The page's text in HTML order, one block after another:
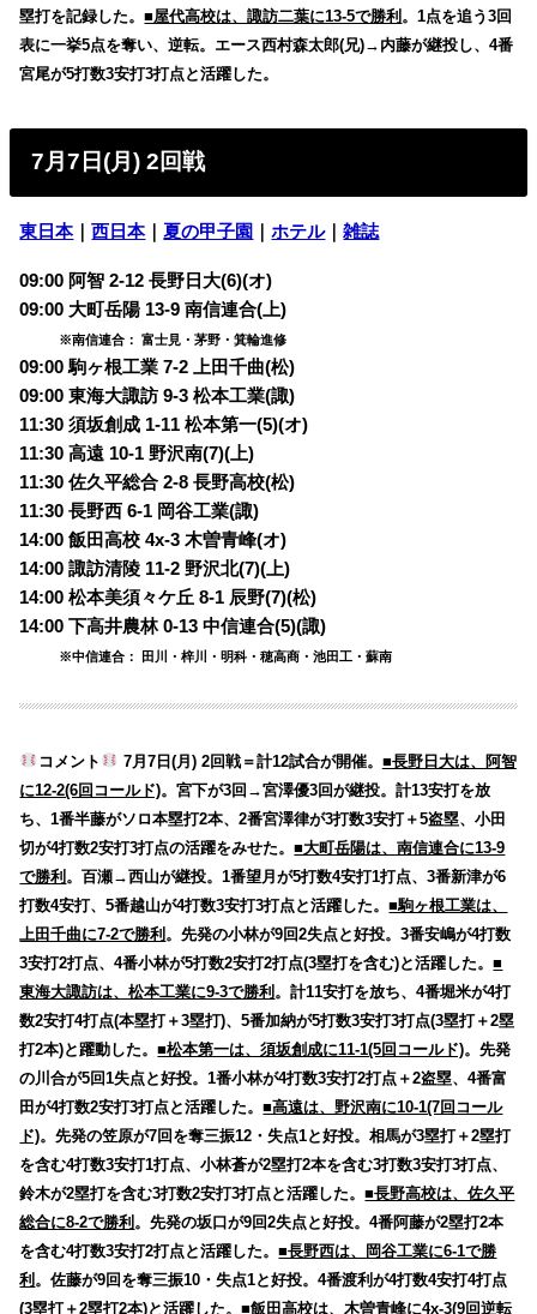
塁打を記録した。■屋代高校は、諏訪二葉に13-5で勝利 。1点を追う3回
表に一挙5点を奪い、逆転。エース西村森太郎(兄)→内藤が継投し、4番
宮尾が5打数3安打3打点と活躍した。
7月7日(月) 2回戦
東日本｜西日本｜夏の甲子園 ｜ホテル｜雑誌
09:00 阿智 2-12 長野日大(6)(オ)
09:00 大町岳陽 13-9 南信連合(上)
※南信連合： 富士見・茅野・箕輪進修
09:00 駒ヶ根工業 7-2 上田千曲(松)
09:00 東海大諏訪 9-3 松本工業(諏)
11:30 須坂創成 1-11 松本第一(5)(オ)
11:30 高遠 10-1 野沢南(7)(上)
11:30 佐久平総合 2-8 長野高校(松)
11:30 長野西 6-1 岡谷工業(諏)
14:00 飯田高校 4x-3 木曽青峰(オ)
14:00 諏訪清陵 11-2 野沢北(7)(上)
14:00 松本美須々ケ丘 8-1 辰野(7)(松)
14:00 下高井農林 0-13 中信連合(5)(諏)
※中信連合： 田川・梓川・明科・穂高商・池田工・蘇南
コメント 7月7日(月) 2回戦＝計12試合が開催。 ■長野日大は、阿智
に12-2(6回コールド)。宮下が3回→宮澤優3回が継投。計13安打を放
ち、1番半藤がソロ本塁打2本、2番宮澤律が3打数3安打＋5盗塁、小田
切が4打数2安打3打点の活躍をみせた。■大町岳陽は、南信連合に13-9
で勝利 。百瀬→西山が継投。1番望月が5打数4安打1打点、3番新津が6
打数4安打、5番越山が4打数3安打3打点と活躍した。■駒ヶ根工業は、
上田千曲に7-2で勝利 。先発の小林が9回2失点と好投。3番安嶋が4打数
3安打2打点、4番小林が5打数2安打2打点(3塁打を含む)と活躍した。■
東海大諏訪は、松本工業に9-3で勝利 。計11安打を放ち、4番堀米が4打
数2安打4打点(本塁打＋3塁打)、5番加納が5打数3安打3打点(3塁打＋2塁
打2本)と躍動した。■松本第一は、須坂創成に11-1(5回コールド)。先発
の川合が5回1失点と好投。1番小林が4打数3安打2打点＋2盗塁、4番富
田が4打数2安打3打点と活躍した。■高遠は、野沢南に10-1(7回コール
ド)。先発の笠原が7回を奪三振12・失点1と好投。相馬が3塁打＋2塁打
を含む4打数3安打1打点、小林蒼が2塁打2本を含む3打数3安打3打点、
鈴木が2塁打を含む3打数2安打3打点と活躍した。■長野高校は、佐久平
総合に8-2で勝利 。先発の坂口が9回2失点と好投。4番阿藤が2塁打2本
を含む4打数3安打2打点と活躍した。■長野西は、岡谷工業に6-1で勝
利 。佐藤が9回を奪三振10・失点1と好投。4番渡利が4打数4安打4打点
(3塁打＋2塁打2本)と活躍した。■飯田高校は、木曽青峰に4x-3(9回逆転